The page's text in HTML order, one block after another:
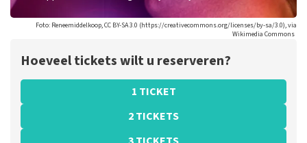
Foto: Reneemiddelkoop, CC BY-SA 3.0 (https://creativecommons.org/licenses/by-sa/3.0), via
Wikimedia Commons
Hoeveel tickets wilt u reserveren?
1 TICKET
2 TICKETS